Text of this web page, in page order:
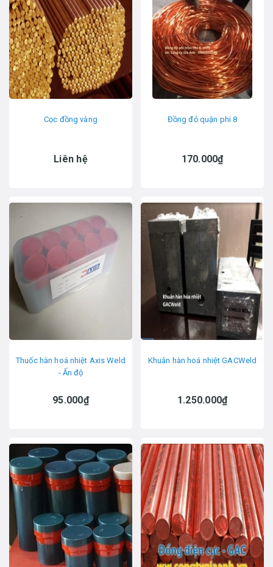
Cọc đồng vàng
Liên hệ
Đồng đỏ quận phi 8
170.000₫
Thuốc hàn hoá nhiệt Axis Weld
- Ấn độ
95.000₫
Khuân hàn hoá nhiệt GACWeld
1.250.000₫